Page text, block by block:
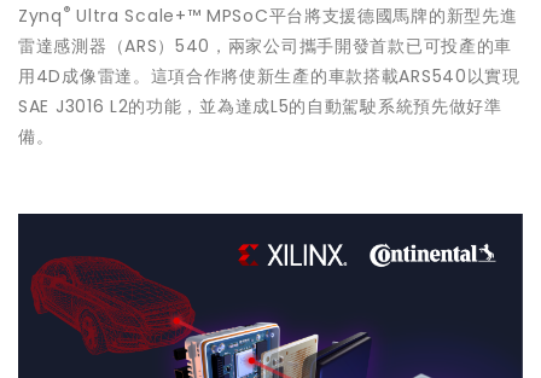
Zynq ®Ultra Scale+™ MPSoC平台將支援德國馬牌的新型先進
雷達感測器（ARS）540，兩家公司攜手開發首款已可投產的車
用4D成像雷達。這項合作將使新生產的車款搭載ARS540以實現
SAE J3016 L2的功能，並為達成L5的自動駕駛系統預先做好準
備。